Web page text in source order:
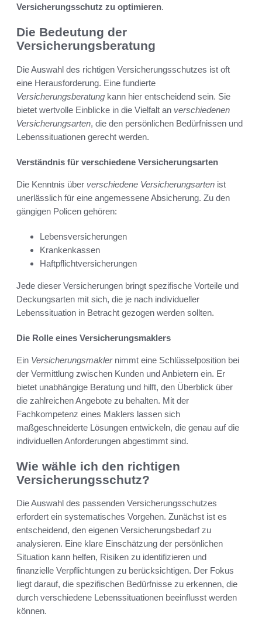
Versicherungsschutz zu optimieren.
Die Bedeutung der
Versicherungsberatung
Die Auswahl des richtigen Versicherungsschutzes ist oft
eine Herausforderung. Eine fundierte
Versicherungsberatung kann hier entscheidend sein. Sie
bietet wertvolle Einblicke in die Vielfalt an verschiedenen
Versicherungsarten, die den persönlichen Bedürfnissen und
Lebenssituationen gerecht werden.
Verständnis für verschiedene Versicherungsarten
Die Kenntnis über verschiedene Versicherungsarten ist
unerlässlich für eine angemessene Absicherung. Zu den
gängigen Policen gehören:
Lebensversicherungen
Krankenkassen
Haftpflichtversicherungen
Jede dieser Versicherungen bringt spezifische Vorteile und
Deckungsarten mit sich, die je nach individueller
Lebenssituation in Betracht gezogen werden sollten.
Die Rolle eines Versicherungsmaklers
Ein Versicherungsmaklernimmt eine Schlüsselposition bei
der Vermittlung zwischen Kunden und Anbietern ein. Er
bietet unabhängige Beratung und hilft, den Überblick über
die zahlreichen Angebote zu behalten. Mit der
Fachkompetenz eines Maklers lassen sich
maßgeschneiderte Lösungen entwickeln, die genau auf die
individuellen Anforderungen abgestimmt sind.
Wie wähle ich den richtigen
Versicherungsschutz?
Die Auswahl des passenden Versicherungsschutzes
erfordert ein systematisches Vorgehen. Zunächst ist es
entscheidend, den eigenen Versicherungsbedarf zu
analysieren. Eine klare Einschätzung der persönlichen
Situation kann helfen, Risiken zu identifizieren und
finanzielle Verpflichtungen zu berücksichtigen. Der Fokus
liegt darauf, die spezifischen Bedürfnisse zu erkennen, die
durch verschiedene Lebenssituationen beeinflusst werden
können.